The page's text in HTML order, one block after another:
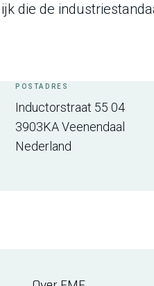
die de
POSTADRES
Inductorstraat 55 04
3903KAVeenendaal
Nederland